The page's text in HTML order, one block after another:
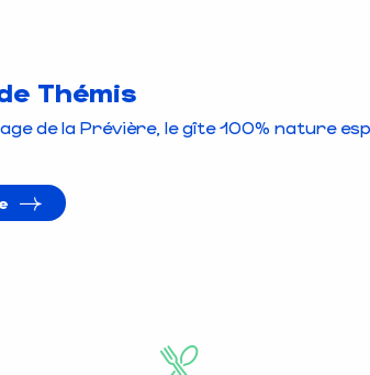
Thémis
de la Prévière, le gîte 100% nature